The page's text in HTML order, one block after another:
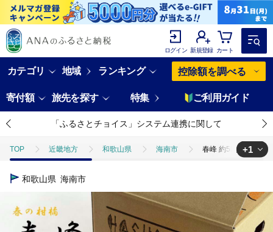
ログイン 新規登録 カート
カテゴリ 地域 ランキング 控除額を調べる
寄付額 旅先を探す 特集 ご利用ガイド
「ふるさとチョイス」システム連携に関して
TOP 近畿地方 和歌山県 海南市 春峰 約5kg L・2L・
TOP
+1
和歌山県 海南市